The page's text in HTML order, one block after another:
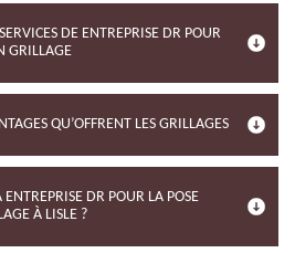
DE ENTREPRISE DR POUR
GRILLAGE
QU’OFFRENT LES GRILLAGES
DR POUR LA POSE
À LISLE ?